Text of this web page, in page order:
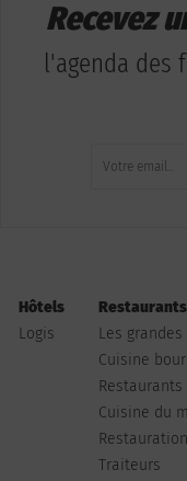
Recevez
l'agenda des
Hôtels
Logis
Restaurants
Les
Cuisine
Restaurants
Cuisine du
Traiteurs